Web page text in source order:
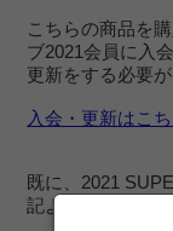
こちらの商品を
ブ2021会員に入
更新をする必要が
入会・更新はこ
既に、2021
記よりログイン